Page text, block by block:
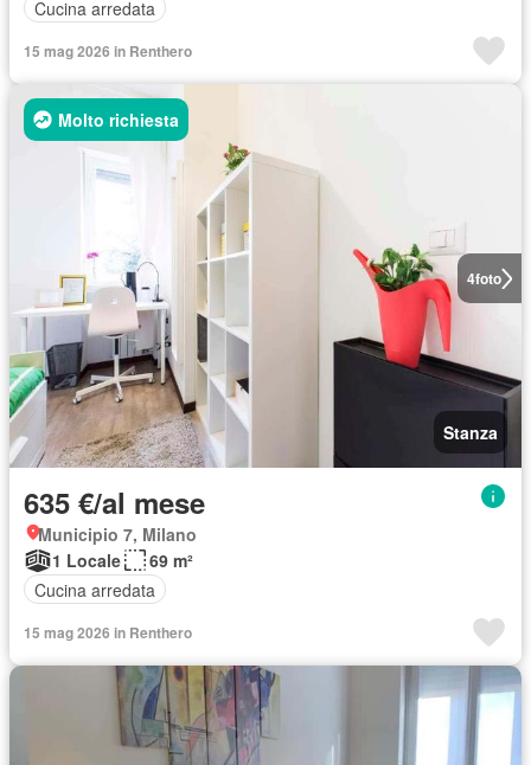
Cucina arredata
15 mag 2026 in Renthero
4foto
Molto richiesta
Stanza
635 €/al mese
Municipio 7, Milano
1 Locale
69 m²
Cucina arredata
15 mag 2026 in Renthero